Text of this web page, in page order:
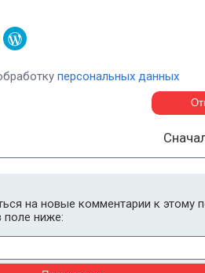
персональных данных
на новые комментарии к этому
поле ниже: